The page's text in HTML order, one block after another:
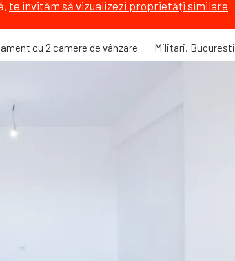
te invităm să vizualizezi proprietăți similare
cu 2 camere de vânzare Militari, Bucuresti